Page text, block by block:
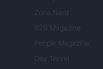
Zona Nerd
B2B Magazine
People Magazine
Day Travel